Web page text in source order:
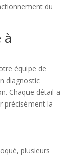
du
à
équipe de
diagnostic
Chaque détail a
précisément la
plusieurs